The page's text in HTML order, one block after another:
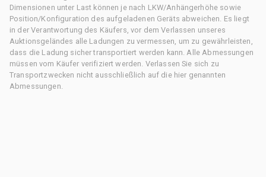
Dimensionen unter Last können je nach LKW/Anhängerhöhe sowie
Position/Konfiguration des aufgeladenen Geräts abweichen. Es liegt
in der Verantwortung des Käufers, vor dem Verlassen unseres
Auktionsgeländes alle Ladungen zu vermessen, um zu gewährleisten,
dass die Ladung sicher transportiert werden kann. Alle Abmessungen
müssen vom Käufer verifiziert werden. Verlassen Sie sich zu
Transportzwecken nicht ausschließlich auf die hier genannten
Abmessungen.